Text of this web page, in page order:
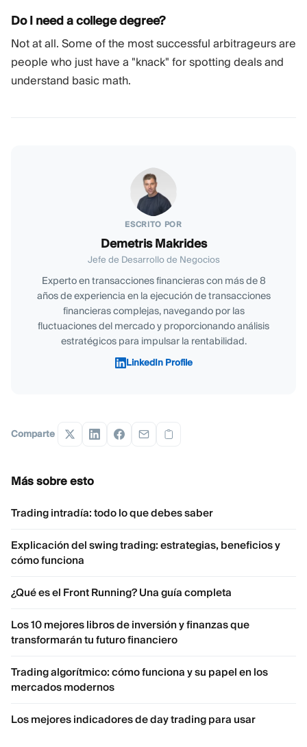
Do I need a college degree?
Not at all. Some of the most successful arbitrageurs are
people who just have a "knack" for spotting deals and
understand basic math.
ESCRITO POR
Demetris Makrides
Jefe de Desarrollo de Negocios
Experto en transacciones financieras con más de 8
años de experiencia en la ejecución de transacciones
financieras complejas, navegando por las
fluctuaciones del mercado y proporcionando análisis
estratégicos para impulsar la rentabilidad.
LinkedIn Profile
Comparte
Más sobre esto
Trading intradía: todo lo que debes saber
Explicación del swing trading: estrategias, beneficios y
cómo funciona
¿Qué es el Front Running? Una guía completa
Los 10 mejores libros de inversión y finanzas que
transformarán tu futuro financiero
Trading algorítmico: cómo funciona y su papel en los
mercados modernos
Los mejores indicadores de day trading para usar